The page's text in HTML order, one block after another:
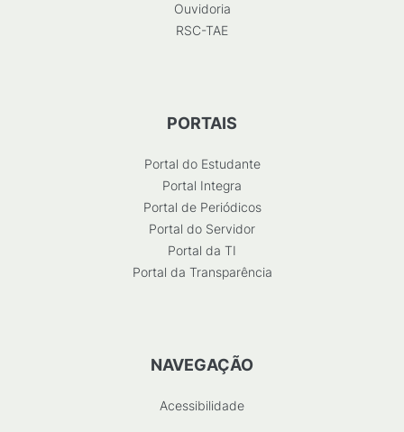
Ouvidoria
RSC-TAE
PORTAIS
Portal do Estudante
Portal Integra
Portal de Periódicos
Portal do Servidor
Portal da TI
Portal da Transparência
NAVEGAÇÃO
Acessibilidade